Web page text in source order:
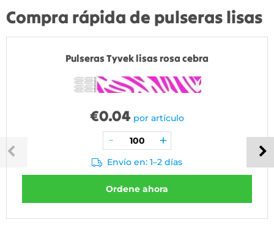
Compra rápida de pulseras lisas
Pulseras Tyvek lisas rosa cebra
€0.04 por artículo
Envío en: 1–2 días
Ordene ahora